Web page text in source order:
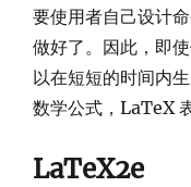
要使用者自己设计
做好了。因此，即
以在短短的时间内
数学公式，LaTeX
LaTeX2e